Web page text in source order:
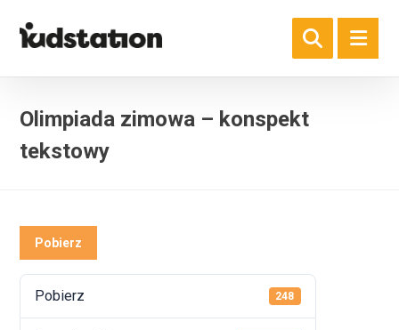
Olimpiada zimowa – konspekt
tekstowy
Pobierz
Pobierz 248